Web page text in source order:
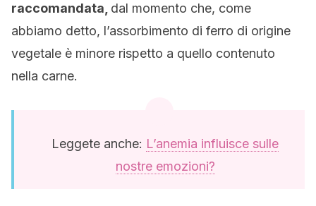
raccomandata, dal momento che, come
abbiamo detto, l’assorbimento di ferro di origine
vegetale è minore rispetto a quello contenuto
nella carne.
Leggete anche: L’anemia influisce sulle
nostre emozioni?